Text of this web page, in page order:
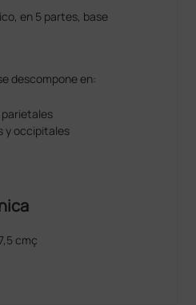
en 5 partes, base
descompone en:
y occipitales
cmç